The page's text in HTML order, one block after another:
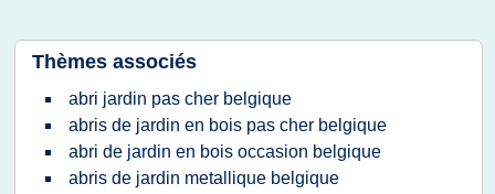
Thèmes associés
abri jardin pas cher belgique
abris de jardin en bois pas cher belgique
abri de jardin en bois occasion belgique
abris de jardin metallique belgique